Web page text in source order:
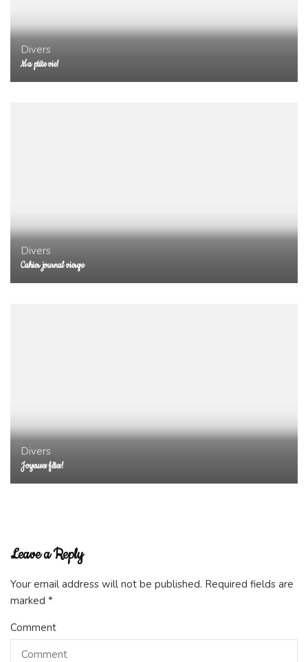
Divers
Ma ptite vie!
Divers
Cahier journal vierge
Divers
Joyeuses fêtes!
Leave a Reply
Your email address will not be published. Required fields are
marked *
Comment